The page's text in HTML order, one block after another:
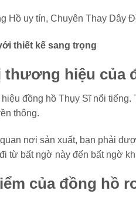
thiết kế sang trọng
thương hiệu của
đồng hồ Thụy Sĩ nổi
thông.
nơi sản xuất, bạn phải
từ bất ngờ này đến bất ngờ
của đồng hồ